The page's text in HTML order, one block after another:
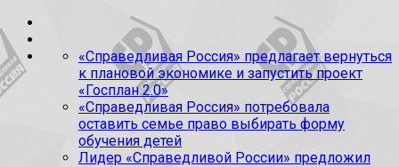
«Справедливая Россия» предлагает вернуться
к плановой экономике и запустить проект
«Госплан 2.0»
«Справедливая Россия» потребовала
оставить семье право выбирать форму
обучения детей
Лидер «Справедливой России» предложил